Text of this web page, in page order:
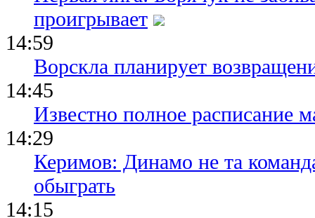
проигрывает
14:59
Ворскла планирует
14:45
Известно полное расписание
14:29
Керимов: Динамо не та
обыграть
14:15